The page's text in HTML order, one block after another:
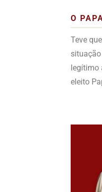
O
Teve
legítimo
eleito